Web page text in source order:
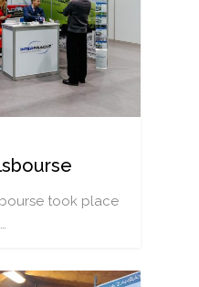
took place